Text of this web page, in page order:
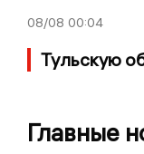
08/08 00:04
Тульскую
Главные